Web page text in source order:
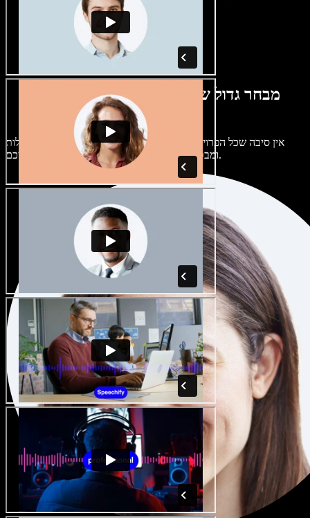
מבחר גדול של קולות נשים וגברים במגוון
מבטאים
אין סיבה שכל הפרויקטים יישמעו אותו דבר. בחרו מתוך מאות קולות
ומבטאים של בינה מלאכותית והתאימו אותם אליכם.